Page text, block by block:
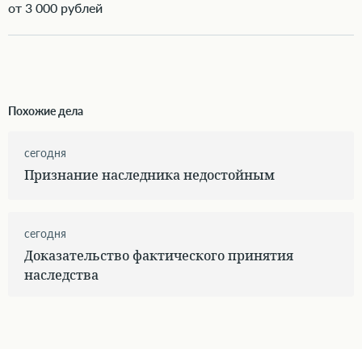
от 3 000 рублей
Похожие дела
сегодня
Признание наследника недостойным
сегодня
Доказательство фактического принятия
наследства